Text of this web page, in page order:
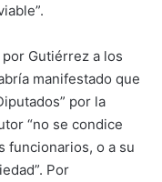
Gutiérrez a los
manifestado que
por la
“no se condice
funcionarios, o a su
Por